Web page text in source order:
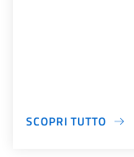
SCOPRI TUTTO